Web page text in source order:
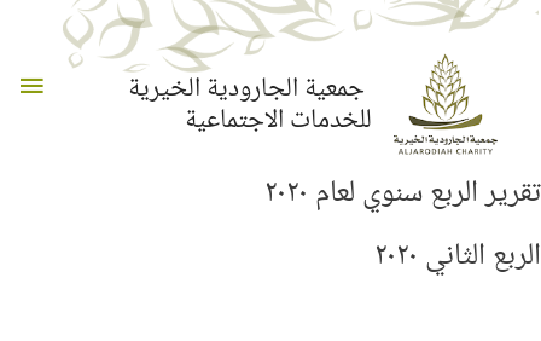
جمعية الجارودية الخيرية
للخدمات الاجتماعية
تقرير الربع سنوي لعام ٢٠٢٠
الربع الثاني ٢٠٢٠